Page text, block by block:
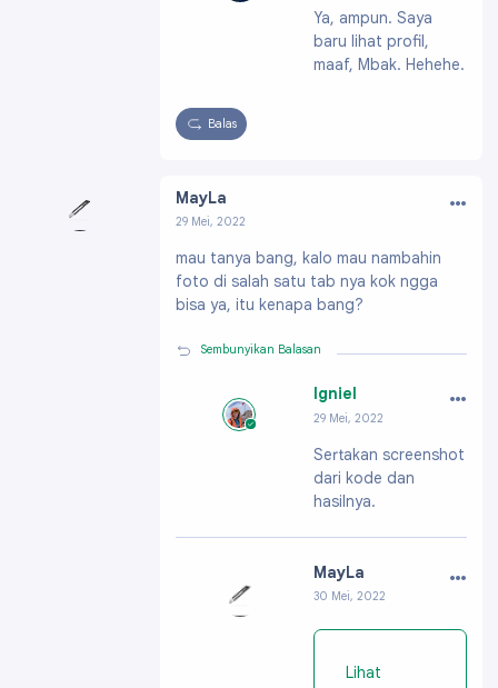
w.blogger.com/pro
file/011579565703
00447610
Ya, ampun. Saya
baru lihat profil,
maaf, Mbak. Hehehe.
Balas
MayLa
29 Mei, 2022
046891743524289
…
mau tanya bang, kalo mau nambahin
foto di salah satu tab nya kok ngga
bisa ya, itu kenapa bang?
Sembunyikan Balasan
Igniel
29 Mei, 2022
w.blogger.com/pro
file/091991703796
…
Sertakan screenshot
dari kode dan
hasilnya.
MayLa
30 Mei, 2022
w.blogger.com/pro
3524289
…
Lihat